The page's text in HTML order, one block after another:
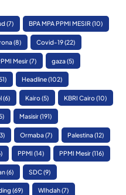
(7) BPA MPA PPMI MESIR(10)
(8) Covid-19(22)
Mesir(7) gaza(5)
Headline(102)
(6) Kairo(5) KBRI Cairo(10)
Masisir(191)
Ormaba(7) Palestina(12)
PPMI (14) PPMI Mesir(116)
(6) SDC(9)
(69) WIhdah(7)